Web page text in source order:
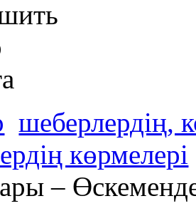
шеберлердің,
көрмелері
–